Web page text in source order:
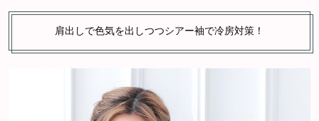
肩出しで色気を出しつつシアー袖で冷房対策！